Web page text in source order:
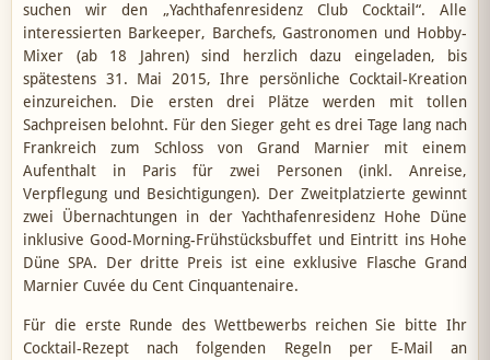
suchen wir den „Yachthafenresidenz Club Cocktail“. Alle
interessierten Barkeeper, Barchefs, Gastronomen und Hobby-
Mixer (ab 18 Jahren) sind herzlich dazu eingeladen, bis
spätestens 31. Mai 2015, Ihre persönliche Cocktail-Kreation
einzureichen. Die ersten drei Plätze werden mit tollen
Sachpreisen belohnt. Für den Sieger geht es drei Tage lang nach
Frankreich zum Schloss von Grand Marnier mit einem
Aufenthalt in Paris für zwei Personen (inkl. Anreise,
Verpflegung und Besichtigungen). Der Zweitplatzierte gewinnt
zwei Übernachtungen in der Yachthafenresidenz Hohe Düne
inklusive Good-Morning-Frühstücksbuffet und Eintritt ins Hohe
Düne SPA. Der dritte Preis ist eine exklusive Flasche Grand
Marnier Cuvée du Cent Cinquantenaire.
Für die erste Runde des Wettbewerbs reichen Sie bitte Ihr
Cocktail-Rezept nach folgenden Regeln per E-Mail an